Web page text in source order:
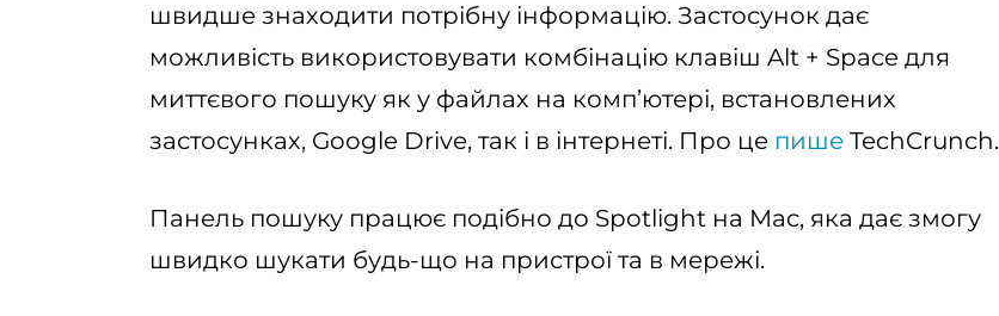
швидше знаходити потрібну інформацію. Застосунок дає
можливість використовувати комбінацію клавіш Alt + Space для
миттєвого пошуку як у файлах на комп’ютері, встановлених
застосунках, Google Drive, так і в інтернеті. Про це пише TechCrunch.
Панель пошуку працює подібно до Spotlight на Mac, яка дає змогу
швидко шукати будь-що на пристрої та в мережі.